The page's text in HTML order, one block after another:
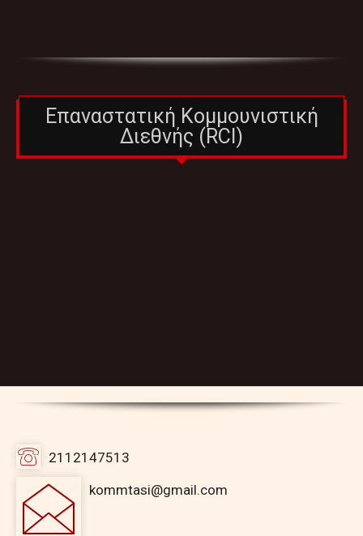
Επαναστατική Κομμουνιστική
Διεθνής (RCI)
2112147513
kommtasi@gmail.com